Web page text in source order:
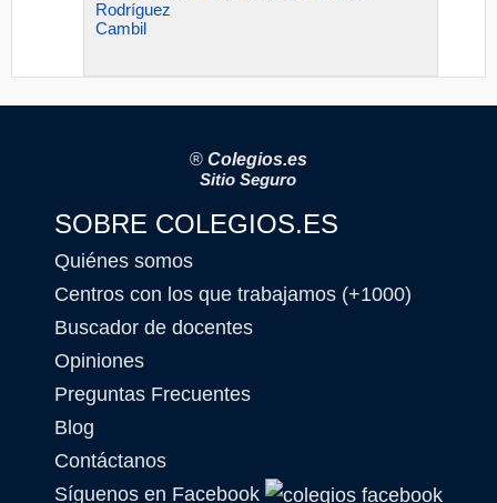
Rodríguez
Cambil
® Colegios.es
Sitio Seguro
SOBRE COLEGIOS.ES
Quiénes somos
Centros con los que trabajamos (+1000)
Buscador de docentes
Opiniones
Preguntas Frecuentes
Blog
Contáctanos
Síguenos en Facebook